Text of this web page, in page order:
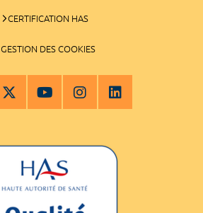
CERTIFICATION HAS
GESTION DES COOKIES